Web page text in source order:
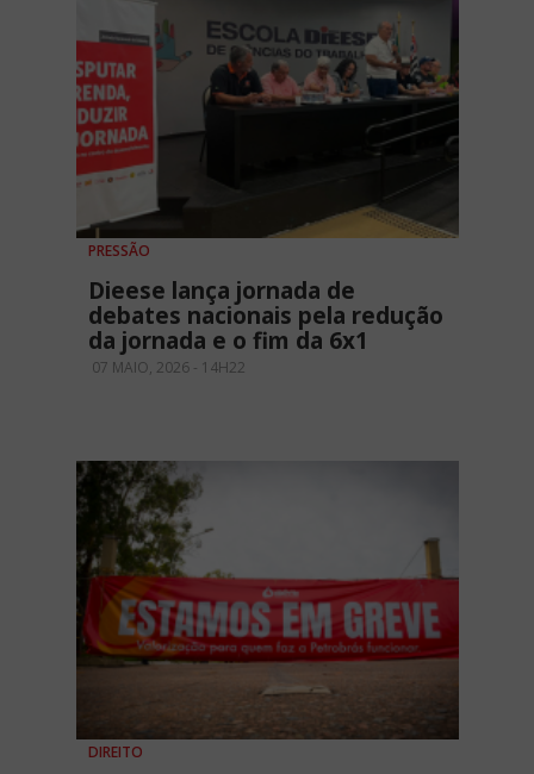
PRESSÃO
Dieese lança jornada de
debates nacionais pela redução
da jornada e o fim da 6x1
07 MAIO, 2026 - 14H22
DIREITO